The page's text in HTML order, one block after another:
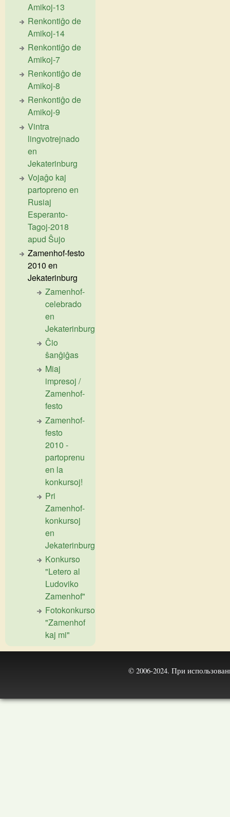
Amikoj-13
Renkontiĝo de
Amikoj-14
Renkontiĝo de
Amikoj-7
Renkontiĝo de
Amikoj-8
Renkontiĝo de
Amikoj-9
Vintra
lingvotrejnado
en
Jekaterinburg
Vojaĝo kaj
partopreno en
Rusiaj
Esperanto-
Tagoj-2018
apud Ŝujo
Zamenhof-festo
2010 en
Jekaterinburg
Zamenhof-
celebrado
en
Jekaterinburg
Ĉio
ŝanĝiĝas
Miaj
impresoj /
Zamenhof-
festo
Zamenhof-
festo
2010 -
partoprenu
en la
konkursoj!
Pri
Zamenhof-
konkursoj
en
Jekaterinburg
Konkurso
"Letero al
Ludoviko
Zamenhof"
Fotokonkurso
"Zamenhof
kaj mi"
© 2006-2024. При